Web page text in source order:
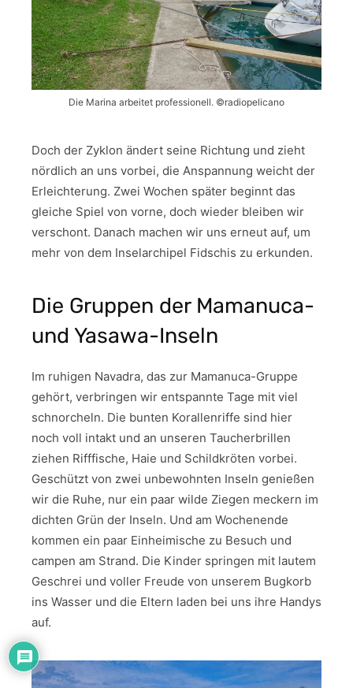
Die Marina arbeitet professionell. ©radiopelicano
Doch der Zyklon ändert seine Richtung und zieht
nördlich an uns vorbei, die Anspannung weicht der
Erleichterung. Zwei Wochen später beginnt das
gleiche Spiel von vorne, doch wieder bleiben wir
verschont. Danach machen wir uns erneut auf, um
mehr von dem Inselarchipel Fidschis zu erkunden.
Die Gruppen der Mamanuca-
und Yasawa-Inseln
Im ruhigen Navadra, das zur Mamanuca-Gruppe
gehört, verbringen wir entspannte Tage mit viel
schnorcheln. Die bunten Korallenriffe sind hier
noch voll intakt und an unseren Taucherbrillen
ziehen Rifffische, Haie und Schildkröten vorbei.
Geschützt von zwei unbewohnten Inseln genießen
wir die Ruhe, nur ein paar wilde Ziegen meckern im
dichten Grün der Inseln. Und am Wochenende
kommen ein paar Einheimische zu Besuch und
campen am Strand. Die Kinder springen mit lautem
Geschrei und voller Freude von unserem Bugkorb
ins Wasser und die Eltern laden bei uns ihre Handys
auf.